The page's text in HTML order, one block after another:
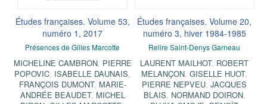
Études françaises. Volume 53,
numéro 1, 2017
Présences de Gilles Marcotte
MICHELINE CAMBRON, PIERRE
POPOVIC, ISABELLE DAUNAIS,
FRANÇOIS DUMONT, MARIE-
ANDRÉE BEAUDET, MICHEL
Études françaises. Volume 20,
numéro 3, hiver 1984-1985
Relire Saint-Denys Garneau
LAURENT MAILHOT, ROBERT
MELANÇON,GISELLE HUOT,
PIERRE NEPVEU,JACQUES
BLAIS, NORMAND DOIRON,